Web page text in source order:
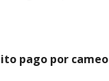
pago por cameo